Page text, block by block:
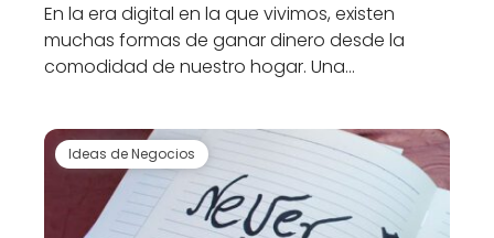
En la era digital en la que vivimos, existen
muchas formas de ganar dinero desde la
comodidad de nuestro hogar. Una…
Ideas de Negocios